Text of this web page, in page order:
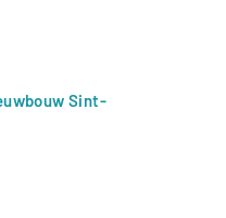
Sint-